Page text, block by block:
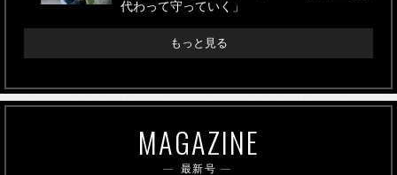
代わって守っていく」
もっと見る
MAGAZINE
最新号